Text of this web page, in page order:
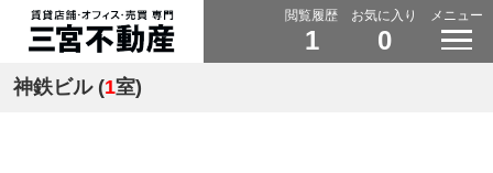
閲覧履歴
1
お気に入り
0
メニュー
神鉄ビル (1室)